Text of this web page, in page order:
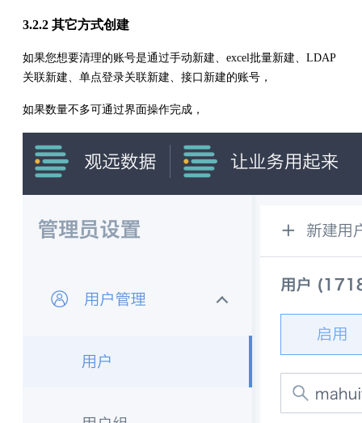
3.2.2 其它方式创建
如果您想要清理的账号是通过手动新建、excel批量新建、LDAP
关联新建、单点登录关联新建、接口新建的账号，
如果数量不多可通过界面操作完成，